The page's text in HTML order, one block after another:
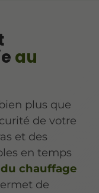
au
plus que
de votre
et des
en temps
chauffage
de